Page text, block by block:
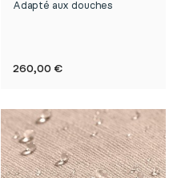
Adapté aux douches
Prix
260,00 €